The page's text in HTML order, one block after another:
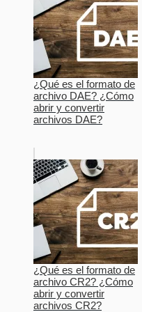
¿Qué es el formato de
archivo DAE? ¿Cómo
abrir y convertir
archivos DAE?
¿Qué es el formato de
archivo CR2? ¿Cómo
abrir y convertir
archivos CR2?